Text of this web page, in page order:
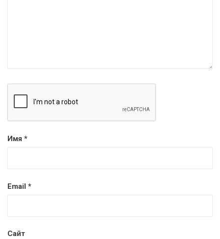
Имя *
Email *
Сайт